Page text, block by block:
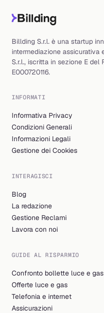
Billding S.r.l. è una startup
intermediazione assicurativa
S.r.l., iscritta in sezione E del
E000720116.
INFORMATI
Informativa Privacy
Condizioni Generali
Informazioni Legali
Gestione dei Cookies
INTERAGISCI
Blog
La redazione
Gestione Reclami
Lavora con noi
GUIDE AL RISPARMIO
Confronto bollette luce e gas
Offerte luce e gas
Telefonia e internet
Assicurazioni